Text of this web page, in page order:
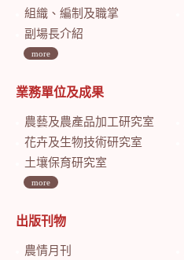
組織、編制及職掌
副場長介紹
more
業務單位及成果
農藝及農產品加工研究室
花卉及生物技術研究室
土壤保育研究室
more
出版刊物
農情月刊